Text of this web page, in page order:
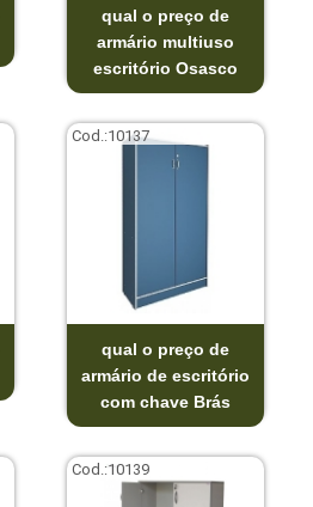
qual o preço de
armário multiuso
escritório Osasco
Cod.:10137
qual o preço de
armário de escritório
com chave Brás
Cod.:10139